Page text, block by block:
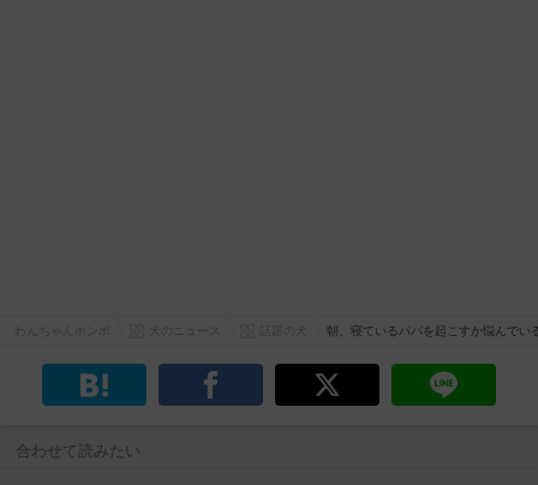
朝、寝ているパパを起こすか悩んで
合わせて読みたい